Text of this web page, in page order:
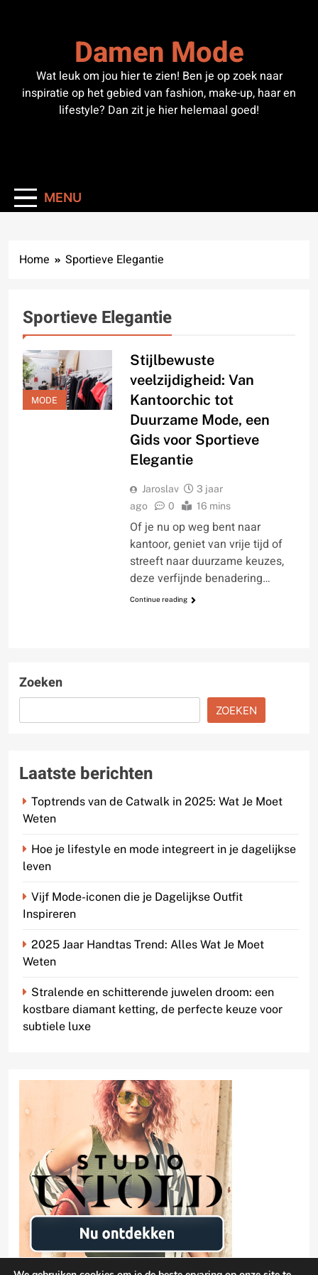
Damen Mode
Wat leuk om jou hier te zien! Ben je op zoek naar
inspiratie op het gebied van fashion, make-up, haar en
lifestyle? Dan zit je hier helemaal goed!
MENU
Home Sportieve Elegantie
Sportieve Elegantie
MODE
Stijlbewuste
veelzijdigheid: Van
Kantoorchic tot
Duurzame Mode, een
Gids voor Sportieve
Elegantie
Jaroslav
3 jaar
ago
0 16 mins
Of je nu op weg bent naar
kantoor, geniet van vrije tijd of
streeft naar duurzame keuzes,
deze verfijnde benadering…
Continue reading
Zoeken
ZOEKEN
Laatste berichten
Toptrends van de Catwalk in 2025: Wat Je Moet
Weten
Hoe je lifestyle en mode integreert in je dagelijkse
leven
Vijf Mode-iconen die je Dagelijkse Outfit
Inspireren
2025 Jaar Handtas Trend: Alles Wat Je Moet
Weten
Stralende en schitterende juwelen droom: een
kostbare diamant ketting, de perfecte keuze voor
subtiele luxe